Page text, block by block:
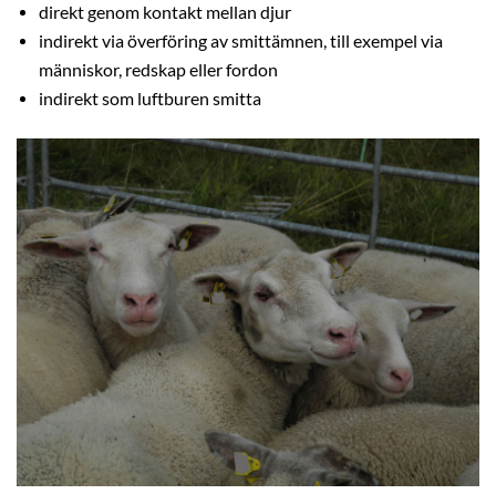
direkt genom kontakt mellan djur
indirekt via överföring av smittämnen, till exempel via
människor, redskap eller fordon
indirekt som luftburen smitta